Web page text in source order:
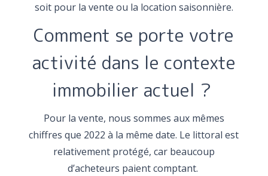
soit pour la vente ou la location saisonnière.
Comment se porte votre
activité dans le contexte
immobilier actuel ?
Pour la vente, nous sommes aux mêmes
chiffres que 2022 à la même date. Le littoral est
relativement protégé, car beaucoup
d’acheteurs paient comptant.